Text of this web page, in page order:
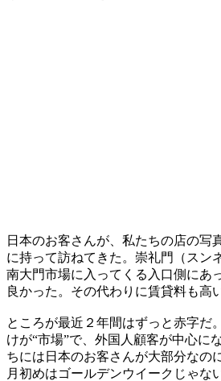
日本のお客さんが、私たちの店の写
に持って訪ねてきた。崇礼門（スン
南大門市場に入ってくる入口側にあ
良かった。その代わりに賃貸料も高い
ところが最近２年間はずっと赤字だ
けが“市場”で、外国人顧客が中心に
ちには日本のお客さんが大部分なの
月初めはゴールデンウイークじゃな